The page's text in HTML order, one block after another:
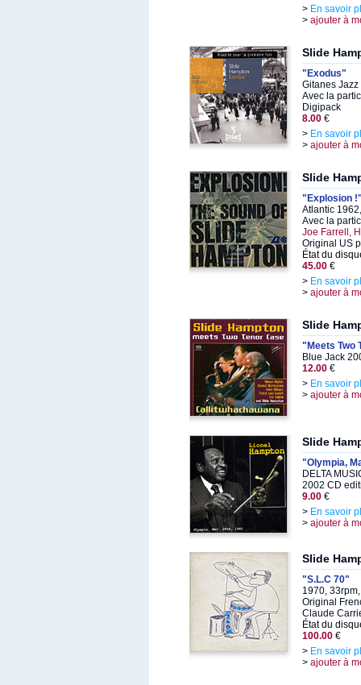
> En savoir
> ajouter à
Slide
"Exodus"
Gitanes
Avec la
Digipack
8.00 €
> En savoir
> ajouter à
Slide
"Explosion
Atlantic
Avec la
Joe Farrell,
Original US
État du
45.00 €
> En savoir
> ajouter à
Slide
"Meets Two
Blue Jack
12.00 €
> En savoir
> ajouter à
Slide
"Olympia,
DELTA
2002 CD
9.00 €
> En savoir
> ajouter à
Slide
"S.L.C 70"
1970,
Original
Claude
État du
100.00 €
> En savoir
> ajouter à